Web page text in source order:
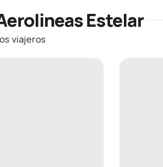
Estelar
viajeros